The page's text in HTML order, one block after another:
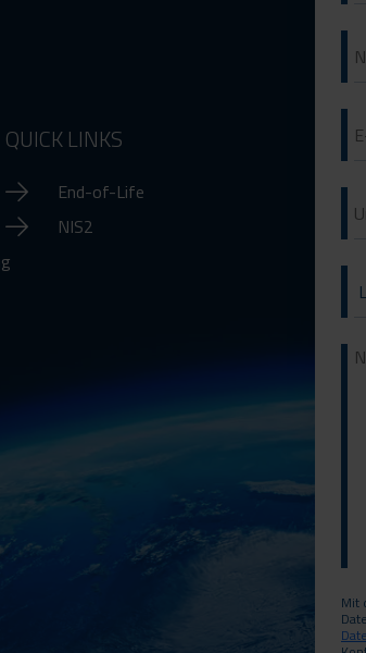
QUICK LINKS
End-of-Life
NIS2
Mit